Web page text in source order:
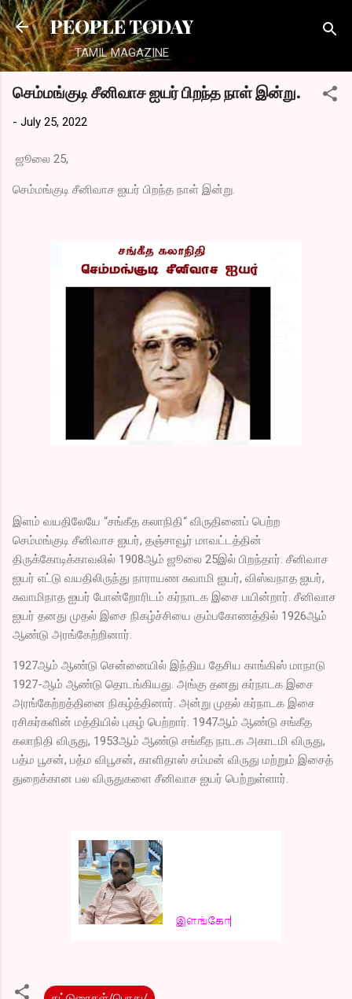
Skip to main content
PEOPLE TODAY
TAMIL MAGAZINE
செம்மங்குடி சீனிவாச ஐயர் பிறந்த நாள் இன்று.
- July 25, 2022
ஜூலை 25,
செம்மங்குடி சீனிவாச ஐயர் பிறந்த நாள் இன்று.
இளம் வயதிலேயே “சங்கீத கலாநிதி“ விருதினைப் பெற்ற
செம்மங்குடி சீனிவாச ஐயர், தஞ்சாவூர் மாவட்டத்தின்
திருக்கோடிக்காவலில் 1908ஆம் ஜூலை 25இல் பிறந்தார். சீனிவாச
ஐயர் எட்டு வயதிலிருந்து நாராயண சுவாமி ஐயர், விஸ்வநாத ஐயர்,
சுவாமிநாத ஐயர் போன்றோரிடம் கர்நாடக இசை பயின்றார். சீனிவாச
ஐயர் தனது முதல் இசை நிகழ்ச்சியை கும்பகோணத்தில் 1926ஆம்
ஆண்டு அரங்கேற்றினார்.
1927ஆம் ஆண்டு சென்னையில் இந்திய தேசிய காங்கிஸ் மாநாடு
1927-ஆம் ஆண்டு தொடங்கியது. அங்கு தனது கர்நாடக இசை
அரங்கேற்றத்தினை நிகழ்த்தினார். அன்று முதல் கர்நாடக இசை
ரசிகர்களின் மத்தியில் புகழ் பெற்றார். 1947ஆம் ஆண்டு சங்கீத
கலாநிதி விருது, 1953ஆம் ஆண்டு சங்கீத நாடக அகாடமி விருது,
பத்ம பூசன், பத்ம விபூசன், காளிதாஸ் சம்மன் விருது மற்றும் இசைத்
துறைக்கான பல விருதுகளை சீனிவாச ஐயர் பெற்றுள்ளார்.